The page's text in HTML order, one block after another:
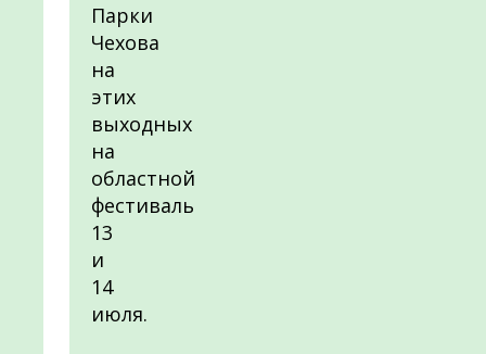
Парки
Чехова
на
этих
выходных
на
областной
фестиваль
13
и
14
июля.